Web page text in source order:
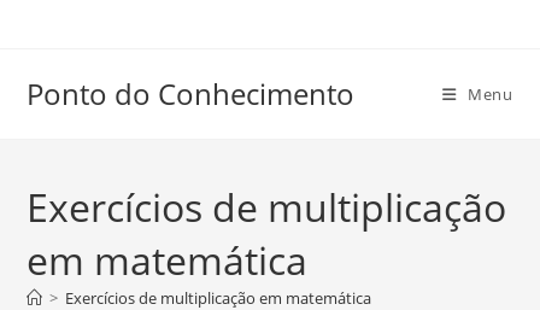
conteúdo
Ponto do Conhecimento Menu
Exercícios de multiplicação
em matemática
> Exercícios de multiplicação em matemática